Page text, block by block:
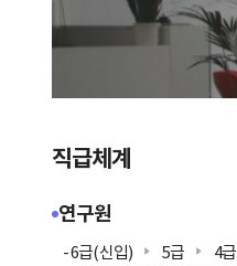
직급체계
연구원
- 6급(신입) 5급 4급